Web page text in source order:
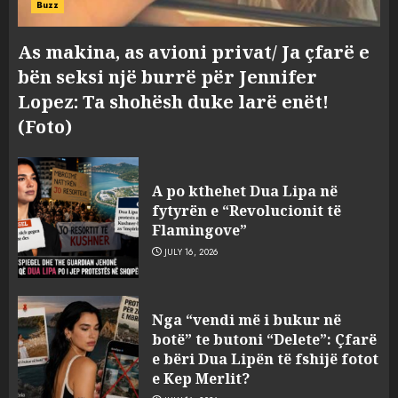
Buzz
As makina, as avioni privat/ Ja çfarë e
bën seksi një burrë për Jennifer
Lopez: Ta shohësh duke larë enët!
(Foto)
A po kthehet Dua Lipa në
fytyrën e “Revolucionit të
Flamingove”
JULY 16, 2026
Nga “vendi më i bukur në
botë” te butoni “Delete”: Çfarë
e bëri Dua Lipën të fshijë fotot
e Kep Merlit?
3
degjeneron në zjarrvënie në
Vlorë, arrestohet 33-vjeçari
(VIDEO)
AUGUST 7, 2026